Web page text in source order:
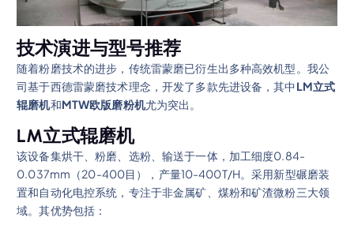
技术演进与型号推荐
随着粉磨技术的进步，传统雷蒙磨已衍生出多种高效机型。我公
司基于西德雷蒙磨技术理念，开发了多款先进设备，其中 LM立式
辊磨机和MTW欧版磨粉机尤为突出。
LM立式辊磨机
该设备集烘干、粉磨、选粉、输送于一体，加工细度0.84-
0.037mm（20-400目），产量10-400T/H。采用新型碾磨装
置和自动化电控系统，专注于非金属矿、煤粉和矿渣微粉三大领
域。其优势包括：